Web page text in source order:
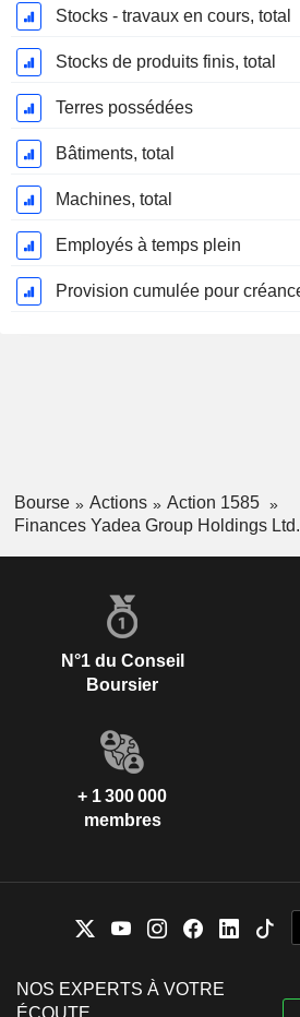
Stocks - travaux en cours, total
Stocks de produits finis, total
Terres possédées
Bâtiments, total
Machines, total
Employés à temps plein
Bourse Actions
Action 1585
Finances Yadea Group Holdings Ltd.
N°1 du Conseil
Boursier
+ 1 300 000
membres
NOS EXPERTS À VOTRE
ÉCOUTE